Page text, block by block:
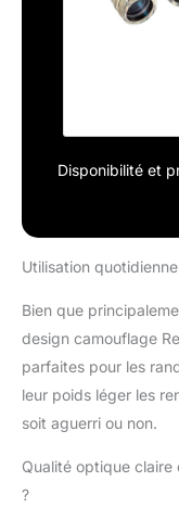
Disponibilité et
Utilisation
Bien que
design camouflage
parfaites pour les
leur poids léger les
soit aguerri ou non.
Qualité optique
?